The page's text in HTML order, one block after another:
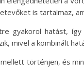
is tartalmaz,
gyakorol hatást, így
mivel a kombinált
történjen, és